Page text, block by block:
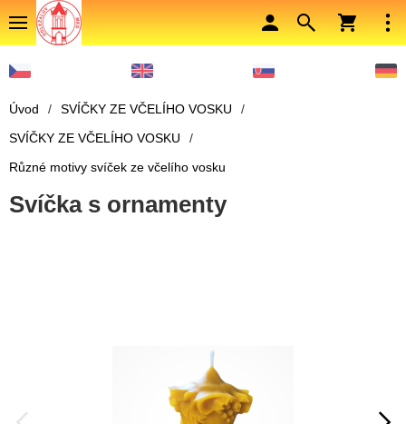
Úvod / SVÍČKY ZE VČELÍHO VOSKU
/
SVÍČKY ZE VČELÍHO VOSKU
/
Různé motivy svíček ze včelího vosku
Svíčka s ornamenty